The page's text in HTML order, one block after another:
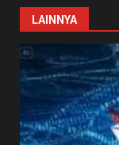
LAINNYA